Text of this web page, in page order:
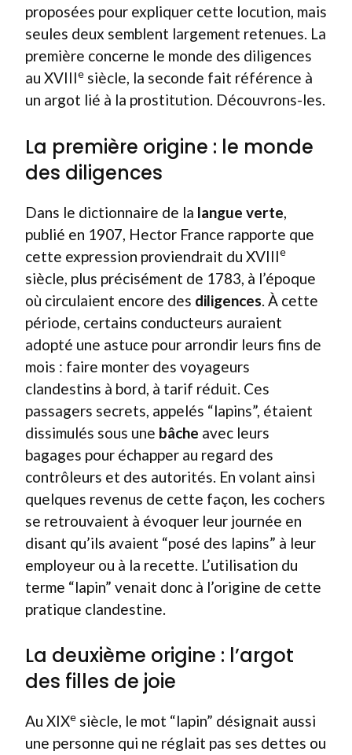
proposées pour expliquer cette locution, mais
seules deux semblent largement retenues. La
première concerne le monde des diligences
au XVIIIe siècle, la seconde fait référence à
un argot lié à la prostitution. Découvrons-les.
La première origine : le monde
des diligences
Dans le dictionnaire de la langue verte
publié en 1907, Hector France rapporte que
cette expression proviendrait du XVIIIe
siècle, plus précisément de 1783, à l’époque
où circulaient encore des diligences . À cette
période, certains conducteurs auraient
adopté une astuce pour arrondir leurs fins de
mois : faire monter des voyageurs
clandestins à bord, à tarif réduit. Ces
passagers secrets, appelés “lapins”, étaient
dissimulés sous une bâche avec leurs
bagages pour échapper au regard des
contrôleurs et des autorités. En volant ainsi
quelques revenus de cette façon, les cochers
se retrouvaient à évoquer leur journée en
disant qu’ils avaient “posé des lapins” à leur
employeur ou à la recette. L’utilisation du
terme “lapin” venait donc à l’origine de cette
pratique clandestine.
La deuxième origine : l’argot
des filles de joie
Au XIXe siècle, le mot “lapin” désignait aussi
une personne qui ne réglait pas ses dettes ou